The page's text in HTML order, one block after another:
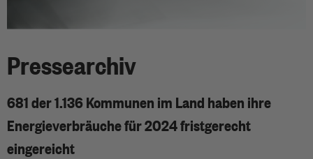
Pressearchiv
681 der 1.136 Kommunen im Land haben ihre
Energieverbräuche für 2024 fristgerecht
eingereicht